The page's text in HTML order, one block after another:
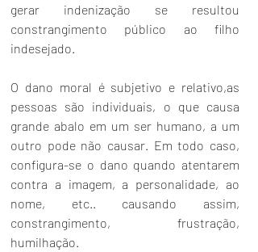
gerar indenização se resultou
constrangimento público ao filho
indesejado.
O dano moral é subjetivo e relativo,as
pessoas são individuais, o que causa
grande abalo em um ser humano, a um
outro pode não causar. Em todo caso,
configura-se o dano quando atentarem
contra a imagem, a personalidade, ao
nome, etc.. causando assim,
constrangimento, frustração,
humilhação.